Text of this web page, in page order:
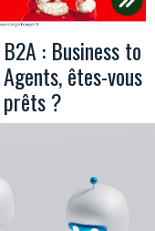
B2A : Business to
Agents, êtes-vous
prêts ?